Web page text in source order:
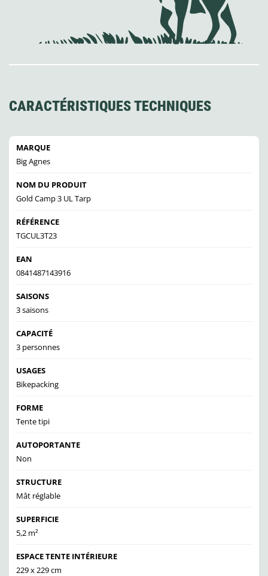
CARACTÉRISTIQUES TECHNIQUES
MARQUE
Big Agnes
NOM DU PRODUIT
Gold Camp 3 UL Tarp
RÉFÉRENCE
TGCUL3T23
EAN
0841487143916
SAISONS
3 saisons
CAPACITÉ
3 personnes
USAGES
Bikepacking
FORME
Tente tipi
AUTOPORTANTE
Non
STRUCTURE
Mât réglable
SUPERFICIE
5,2 m²
ESPACE TENTE INTÉRIEURE
229 x 229 cm